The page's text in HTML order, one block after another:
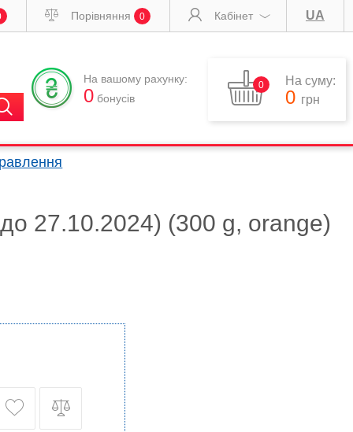
Порівняння 0 Кабінет UA
На вашому рахунку:
0 бонусів
0 На суму:
0 грн
27.10.2024) (300 g, orange)